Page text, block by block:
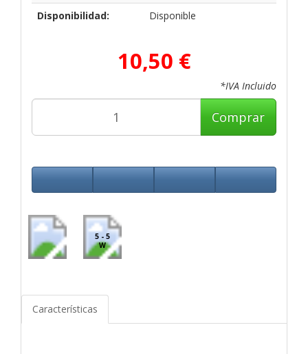
Disponibilidad:
Disponible
10,50 €
*IVA Incluido
Comprar
5 - 5
W
Características